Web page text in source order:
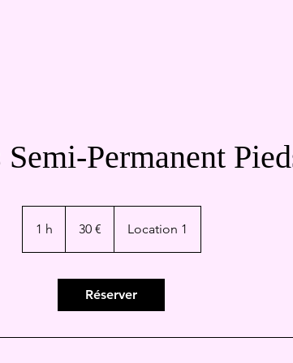
Permanent
1 h 30 € Location 1
Réserver